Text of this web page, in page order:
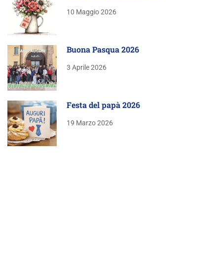
10 Maggio 2026
Buona Pasqua 2026
3 Aprile 2026
Festa del papà 2026
19 Marzo 2026